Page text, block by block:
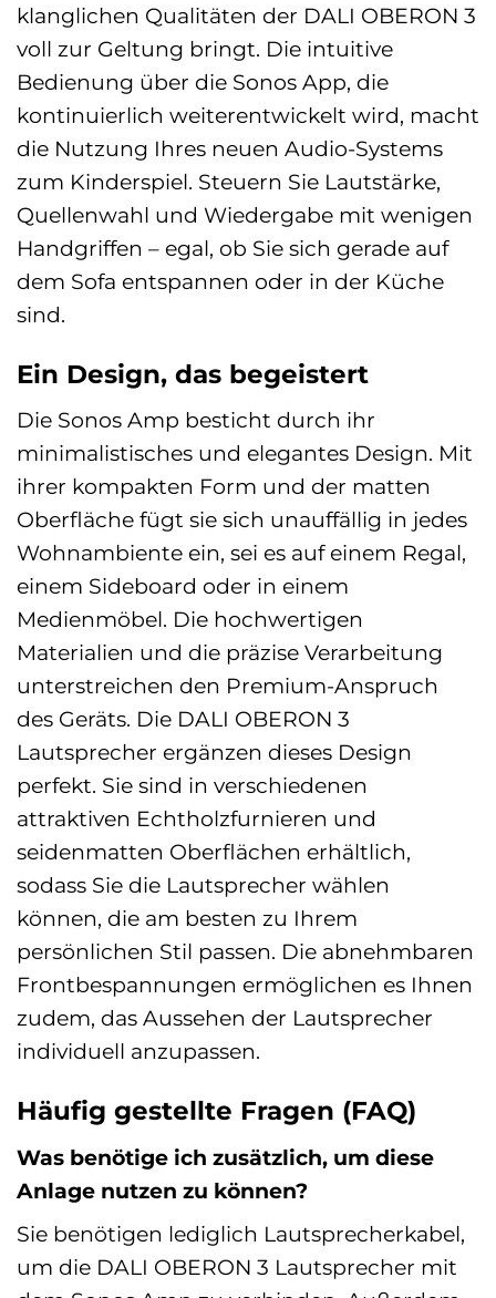
klanglichen Qualitäten der DALI OBERON 3
voll zur Geltung bringt. Die intuitive
Bedienung über die Sonos App, die
kontinuierlich weiterentwickelt wird, macht
die Nutzung Ihres neuen Audio-Systems
zum Kinderspiel. Steuern Sie Lautstärke,
Quellenwahl und Wiedergabe mit wenigen
Handgriffen – egal, ob Sie sich gerade auf
dem Sofa entspannen oder in der Küche
sind.
Ein Design, das begeistert
Die Sonos Amp besticht durch ihr
minimalistisches und elegantes Design. Mit
ihrer kompakten Form und der matten
Oberfläche fügt sie sich unauffällig in jedes
Wohnambiente ein, sei es auf einem Regal,
einem Sideboard oder in einem
Medienmöbel. Die hochwertigen
Materialien und die präzise Verarbeitung
unterstreichen den Premium-Anspruch
des Geräts. Die DALI OBERON 3
Lautsprecher ergänzen dieses Design
perfekt. Sie sind in verschiedenen
attraktiven Echtholzfurnieren und
seidenmatten Oberflächen erhältlich,
sodass Sie die Lautsprecher wählen
können, die am besten zu Ihrem
persönlichen Stil passen. Die abnehmbaren
Frontbespannungen ermöglichen es Ihnen
zudem, das Aussehen der Lautsprecher
individuell anzupassen.
Häufig gestellte Fragen (FAQ)
Was benötige ich zusätzlich, um diese
Anlage nutzen zu können?
Sie benötigen lediglich Lautsprecherkabel,
um die DALI OBERON 3 Lautsprecher mit